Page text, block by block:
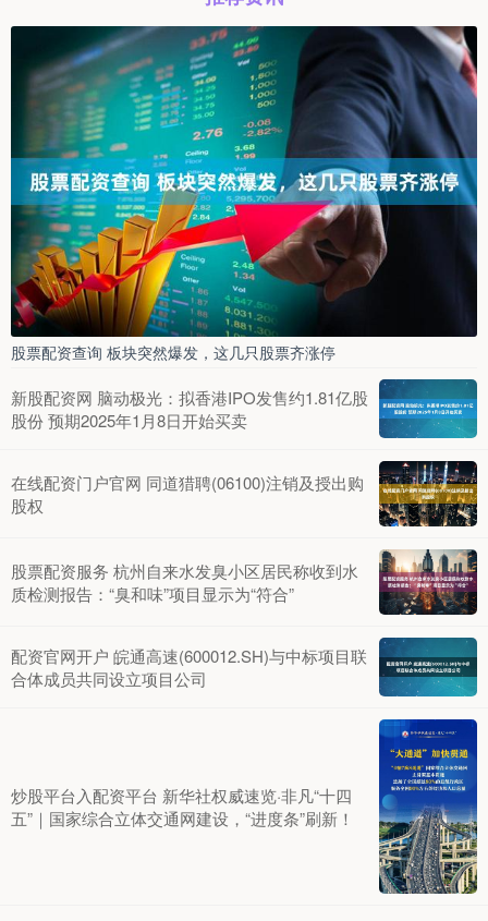
股票配资查询 板块突然爆发，这几只股票齐涨停
新股配资网 脑动极光：拟香港IPO发售约1.81亿股
股份 预期2025年1月8日开始买卖
在线配资门户官网 同道猎聘(06100)注销及授出购
股权
股票配资服务 杭州自来水发臭小区居民称收到水
质检测报告：“臭和味”项目显示为“符合”
配资官网开户 皖通高速(600012.SH)与中标项目联
合体成员共同设立项目公司
炒股平台入配资平台 新华社权威速览·非凡“十四
五”｜国家综合立体交通网建设，“进度条”刷新！